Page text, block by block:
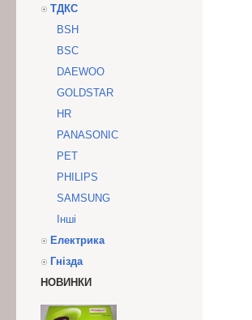
ТДКС
BSH
BSC
DAEWOO
GOLDSTAR
HR
PANASONIC
PET
PHILIPS
SAMSUNG
Інші
Електрика
Гнізда
НОВИНКИ